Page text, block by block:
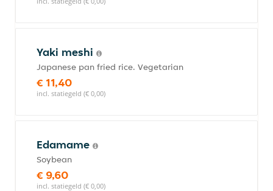
Yaki meshi
Japanese pan fried rice. Vegetarian
€ 11,40
incl. statiegeld (€ 0,00)
Edamame
Soybean
€ 9,60
incl. statiegeld (€ 0,00)